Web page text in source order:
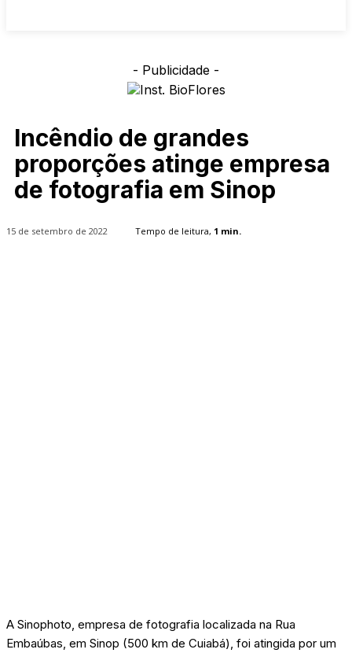
- Publicidade -
Incêndio de grandes
proporções atinge empresa
de fotografia em Sinop
15 de setembro de 2022 Tempo de leitura, 1 min.
A Sinophoto, empresa de fotografia localizada na Rua
Embaúbas, em Sinop (500 km de Cuiabá), foi atingida por um